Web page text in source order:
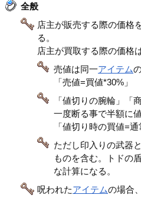
全般
店主が販売する際の価格
る。
店主が買取する際の価格
売値は同一アイテム
「売値=買値*30%」
「値切りの腕輪」「
一度断る事で半額に
「値切り時の買値=
ただし印入りの武器
ものを含む。トドの
な計算になる。
呪われたアイテムの場合